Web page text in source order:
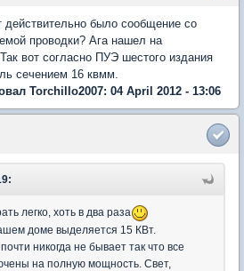
действительно было сообщение со
проводки? Ага нашел на
вот согласно ПУЭ шестого издания
сечением 16 квмм.
Torchillo2007: 04 April 2012 - 13:06
легко, хоть в два раза
доме выделяется 15 КВт.
никогда не бывает так что все
на полную мощность. Свет,